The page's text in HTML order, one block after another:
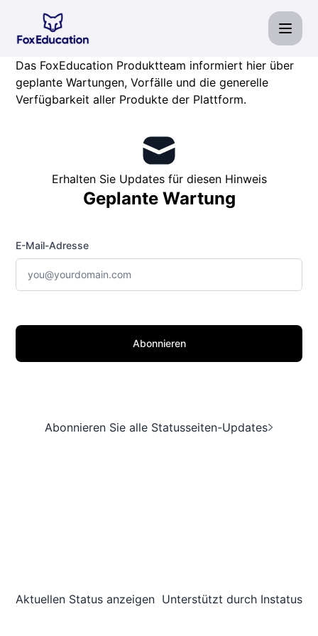
Fox Education Services GmbH - Benachrichtigung per E-
Das FoxEducation Produktteam informiert hier über
geplante Wartungen, Vorfälle und die generelle
Verfügbarkeit aller Produkte der Plattform.
Erhalten Sie Updates für diesen Hinweis
Geplante Wartung
E-Mail-Adresse
Abonnieren
Abonnieren Sie alle Statusseiten-Updates
Aktuellen Status anzeigen Unterstützt durch Instatus